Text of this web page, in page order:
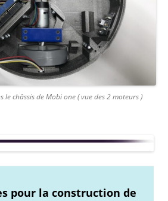
le châssis de Mobi one ( vue des 2 moteurs )
pour la construction de